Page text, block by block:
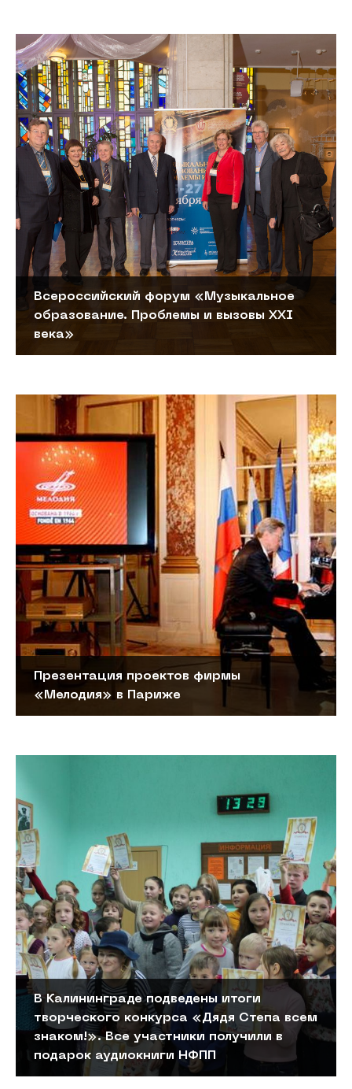
Всероссийский форум «Музыкальное
образование. Проблемы и вызовы XXI
века»
Презентация проектов фирмы
«Мелодия» в Париже
В Калининграде подведены итоги
творческого конкурса «Дядя Степа всем
знаком!». Все участники получили в
подарок аудиокниги НФПП